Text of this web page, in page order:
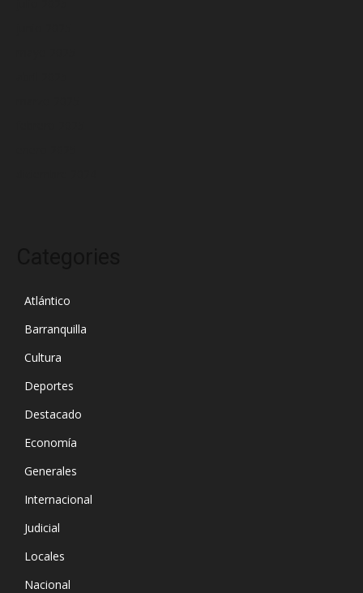
Atlántico
Barranquilla
Cultura
Deportes
Destacado
Economía
Generales
Internacional
Judicial
Locales
Nacional